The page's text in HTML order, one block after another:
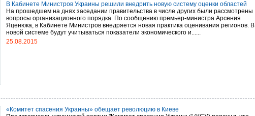
В Кабинете Министров Украины решили внедрить новую систему оценки областей
На прошедшем на днях заседании правительства в числе других были рассмотрены
вопросы организационного порядка. По сообщению премьер-министра Арсения
Яценюка, в Кабинете Министров внедряется новая практика оценивания регионов. В
новой системе будут учитываться показатели экономического и......
25.08.2015
«Комитет спасения Украины» обещает революцию в Киеве